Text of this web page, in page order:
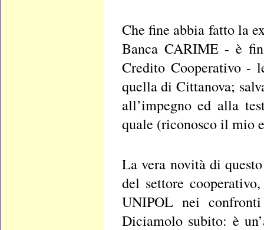
Che fine abbia fatto la
Banca CARIME - è
Credito Cooperativo -
quella di Cittanova;
all’impegno ed alla
quale (riconosco il mio
La vera novità di
del settore
UNIPOL nei
Diciamolo subito: è